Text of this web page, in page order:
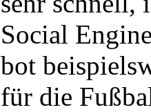
Social
bot
für die